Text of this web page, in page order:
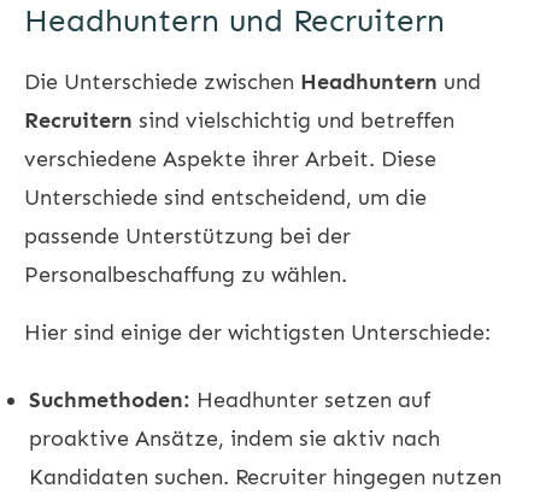
Headhuntern und Recruitern
Die Unterschiede zwischen Headhuntern und
Recruitern sind vielschichtig und betreffen
verschiedene Aspekte ihrer Arbeit. Diese
Unterschiede sind entscheidend, um die
passende Unterstützung bei der
Personalbeschaffung zu wählen.
Hier sind einige der wichtigsten Unterschiede:
Suchmethoden: Headhunter setzen auf
proaktive Ansätze, indem sie aktiv nach
Kandidaten suchen. Recruiter hingegen nutzen